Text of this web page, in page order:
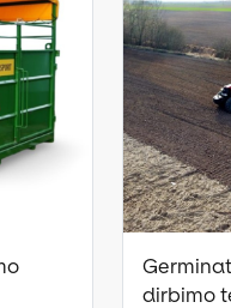
dirbimo